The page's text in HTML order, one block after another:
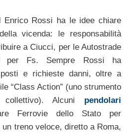
Enrico Rossi ha le idee chiare
vicenda: le responsabilità
a Ciucci, per le Autostrade
per Fs. Sempre Rossi ha
e richieste danni, oltre a
“Class Action” (uno strumento
Alcuni pendolari
Ferrovie dello Stato per
treno veloce, diretto a Roma,